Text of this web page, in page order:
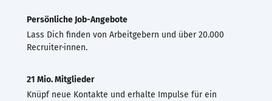
Persönliche Job-Angebote
Lass Dich finden von Arbeitgebern und über 20.000
Recruiter·innen.
21 Mio. Mitglieder
Knüpf neue Kontakte und erhalte Impulse für ein